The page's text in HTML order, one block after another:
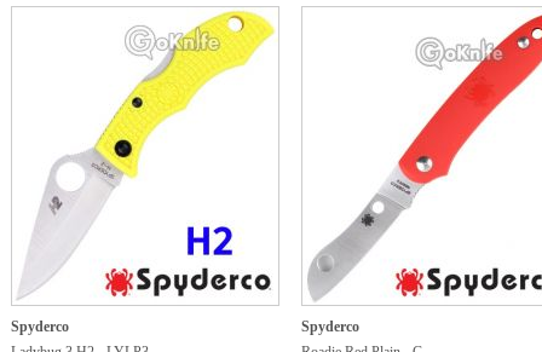
Spyderco
Spyderco